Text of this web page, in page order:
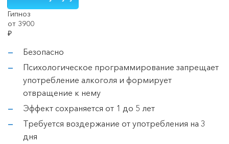
Гипноз
от 3900
₽
Безопасно
Психологическое программирование запрещает
употребление алкоголя и формирует
отвращение к нему
Эффект сохраняется от 1 до 5 лет
Требуется воздержание от употребления на 3
дня